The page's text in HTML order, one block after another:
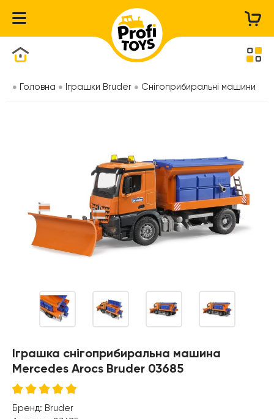
Головна Іграшки Bruder Снігоприбиральні машини
Іграшка снігоприбиральна машина
Mercedes Arocs Bruder 03685
Бренд: Bruder
Каталог товарів